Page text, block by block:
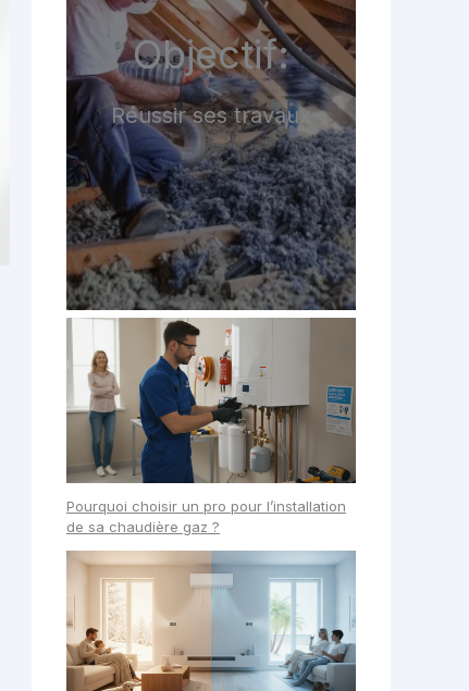
Objectif:
Réussir ses travaux
Pourquoi choisir un pro pour l’installation
de sa chaudière gaz ?